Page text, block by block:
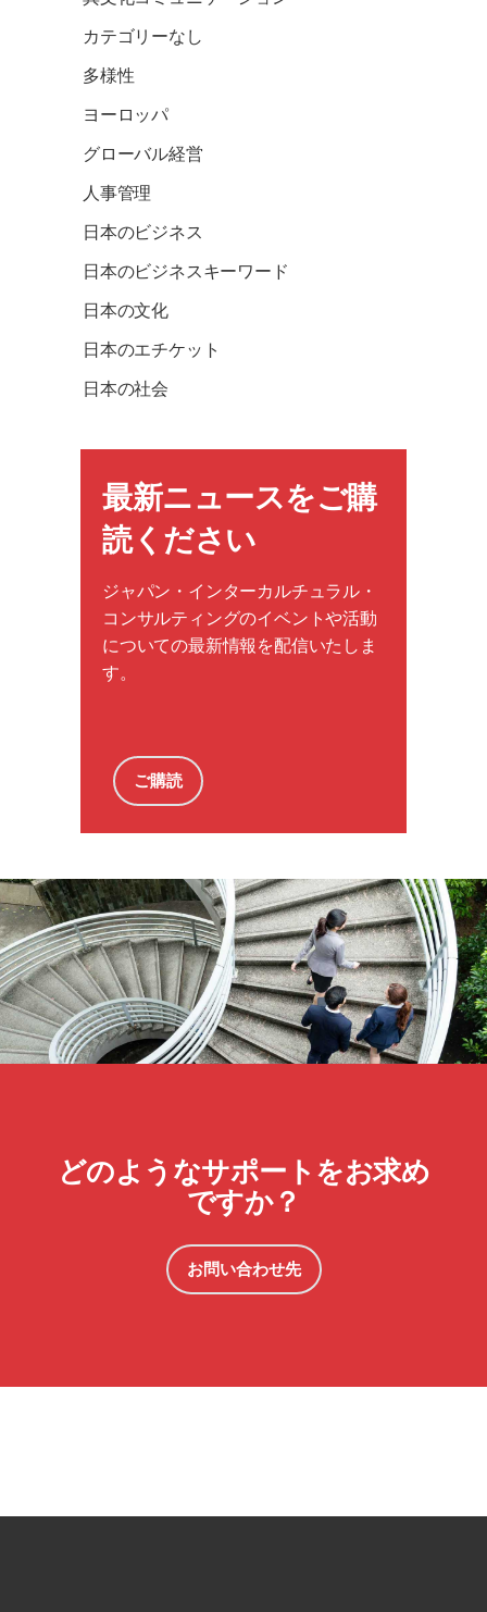
カテゴリーなし
多様性
ヨーロッパ
グローバル経営
人事管理
日本のビジネス
日本のビジネスキーワード
日本の文化
日本のエチケット
日本の社会
最新ニュースをご購
読ください
ジャパン・インターカルチュラル・
コンサルティングのイベントや活動
についての最新情報を配信いたしま
す。
ご購読
どのようなサポートをお求め
ですか？
お問い合わせ先